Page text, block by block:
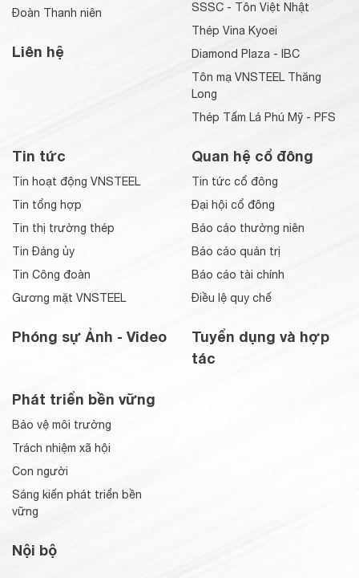
Đoàn Thanh niên
Liên hệ
SSSC - Tôn Việt Nhật
Thép Vina Kyoei
Diamond Plaza - IBC
Tôn mạ VNSTEEL Thăng
Long
Thép Tấm Lá Phú Mỹ - PFS
Tin tức
Tin hoạt động VNSTEEL
Tin tổng hợp
Tin thị trường thép
Tin Đảng ủy
Tin Công đoàn
Gương mặt VNSTEEL
Phóng sự Ảnh - Video
Quan hệ cổ đông
Tin tức cổ đông
Đại hội cổ đông
Báo cáo thường niên
Báo cáo quản trị
Báo cáo tài chính
Điều lệ quy chế
Tuyển dụng và hợp
tác
Phát triển bền vững
Bảo vệ môi trường
Trách nhiệm xã hội
Con người
Sáng kiến phát triển bền
vững
Nội bộ